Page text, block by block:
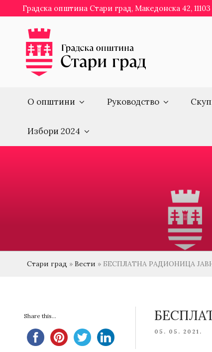
to
content
Градска општина Стари град, Македонска 42,
О општини Руководство
Избори 2024
Стари град » Вести » БЕСПЛАТНА РАДИОНИЦА
Share this...
POSTED
05. 05. 2021.